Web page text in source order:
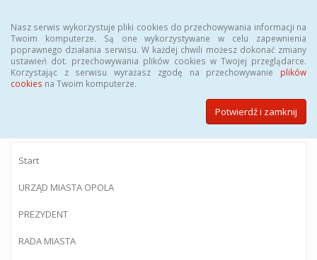
Nasz serwis wykorzystuje pliki cookies do przechowywania informacji na
Twoim komputerze. Są one wykorzystywane w celu zapewnienia
poprawnego działania serwisu. W każdej chwili możesz dokonać zmiany
ustawień dot. przechowywania plików cookies w Twojej przeglądarce.
Korzystając z serwisu wyrażasz zgodę na przechowywanie plików
cookies na Twoim komputerze.
Potwierdź i zamknij
BIULETYN INFORMACJI PUBLICZNEJ
Urzędu Miasta Opola
Start
URZĄD MIASTA OPOLA
PREZYDENT
RADA MIASTA